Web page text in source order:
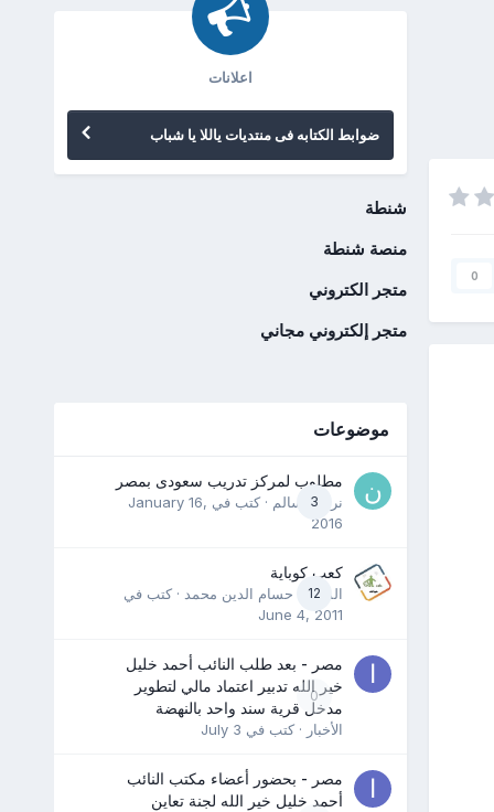
0
اعلانات
ضوابط الكتابه فى منتديات ياللا يا شباب
شنطة
منصة شنطة
متجر الكتروني
متجر إلكتروني مجاني
موضوعات
3
مطلوب لمركز تدريب سعودى بمصر
نرمين سالم · كتب في January 16,
2016
12
كعب كوباية
المدرب حسام الدين محمد · كتب في
June 4, 2011
0
مصر - بعد طلب النائب أحمد خليل
خير الله تدبير اعتماد مالي لتطوير
مدخل قرية سند واحد بالنهضة
الأخبار · كتب في July 3
مصر - بحضور أعضاء مكتب النائب
أحمد خليل خير الله لجنة تعاين